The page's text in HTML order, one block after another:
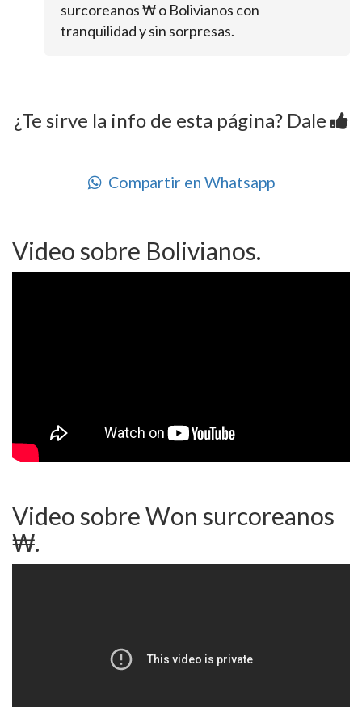
surcoreanos ₩ o Bolivianos con
tranquilidad y sin sorpresas.
¿Te sirve la info de esta página? Dale
Compartir en Whatsapp
Video sobre Bolivianos.
Video sobre Won surcoreanos
₩.